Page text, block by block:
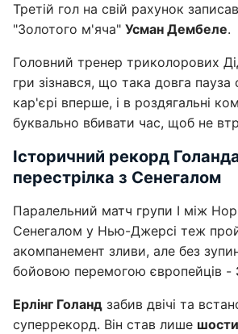
Третій гол на свій рахунок
"Золотого м'яча" Усман Дембеле.
Головний тренер триколорових
гри зізнався, що така довга пауза
кар'єрі вперше, і в роздягальні
буквально вбивати час, щоб не
Історичний рекорд
перестрілка з Сенегалом
Паралельний матч групи I між
Сенегалом у Нью-Джерсі теж
акомпанемент зливи, але без
бойовою перемогою європейців -
Ерлінг Голанд забив двічі та
суперрекорд. Він став лише